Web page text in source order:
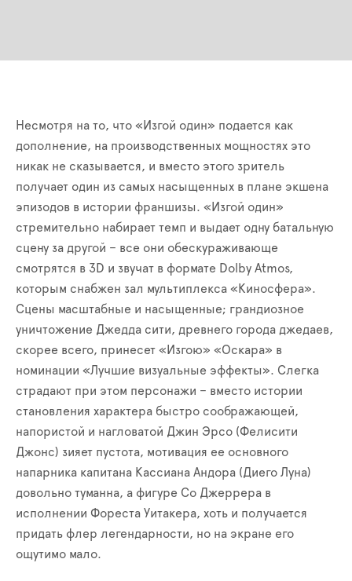
Несмотря на то, что «Изгой один» подается как
дополнение, на производственных мощностях это
никак не сказывается, и вместо этого зритель
получает один из самых насыщенных в плане экшена
эпизодов в истории франшизы. «Изгой один»
стремительно набирает темп и выдает одну батальную
сцену за другой – все они обескураживающе
смотрятся в 3D и звучат в формате Dolby Atmos,
которым снабжен зал мультиплекса «Киносфера».
Сцены масштабные и насыщенные; грандиозное
уничтожение Джедда сити, древнего города джедаев,
скорее всего, принесет «Изгою» «Оскара» в
номинации «Лучшие визуальные эффекты». Слегка
страдают при этом персонажи – вместо истории
становления характера быстро соображающей,
напористой и нагловатой Джин Эрсо (Фелисити
Джонс) зияет пустота, мотивация ее основного
напарника капитана Кассиана Андора (Диего Луна)
довольно туманна, а фигуре Со Джеррера в
исполнении Фореста Уитакера, хоть и получается
придать флер легендарности, но на экране его
ощутимо мало.